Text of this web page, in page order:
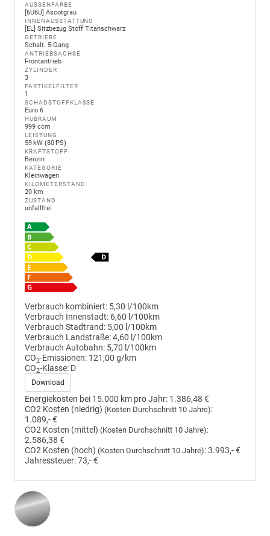
AUSSENFARBE
[6U6U] Ascotgrau
INNENAUSSTATTUNG
[EL] Sitzbezug Stoff Titanschwarz
GETRIEBE
Schalt. 5-Gang
ANTRIEBSACHSE
Frontantrieb
ZYLINDER
3
PARTIKELFILTER
1
SCHADSTOFFKLASSE
Euro 6
HUBRAUM
999 ccm
LEISTUNG
59 kW (80 PS)
KRAFTSTOFF
Benzin
KATEGORIE
Kleinwagen
KILOMETERSTAND
20 km
ZUSTAND
unfallfrei
Verbrauch kombiniert: 5,30 l/100km
Verbrauch Innenstadt: 6,60 l/100km
Verbrauch Stadtrand: 5,00 l/100km
Verbrauch Landstraße:4,60 l/100km
Verbrauch Autobahn: 5,70 l/100km
CO2-Emissionen: 121,00 g/km
CO2-Klasse: D
Download
Energiekosten bei 15.000 km pro Jahr: 1.386,48 €
CO2 Kosten (niedrig) (Kosten Durchschnitt 10 Jahre):
1.089,- €
CO2 Kosten (mittel) (Kosten Durchschnitt 10 Jahre):
2.586,38 €
CO2 Kosten (hoch) (Kosten Durchschnitt 10 Jahre):3.993,- €
Jahressteuer:73,- €